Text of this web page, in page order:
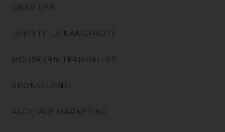
ÜBER UNS
JOB/STELLENANGEBOTE
HORSEVEN TEAMREITER
SPONSORING
AFFILIATE MARKETING